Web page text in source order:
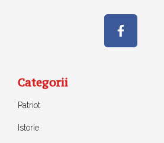
Categorii
Patriot
Istorie